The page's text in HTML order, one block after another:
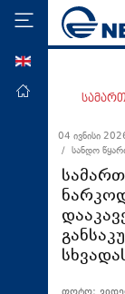
მთავარი
ეკონომიკა
მსოფლიო
ჯანდაცვა
საზოგადოება
04 ივნისი
/ სანდო